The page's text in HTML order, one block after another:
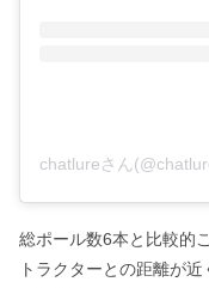
chatlureさん
総ポール数6本と比較的
トラクターとの距離が